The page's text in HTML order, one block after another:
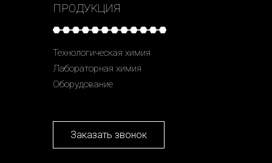
ПРОДУКЦИЯ
Технологическая химия
Лабораторная химия
Оборудование
Заказать звонок